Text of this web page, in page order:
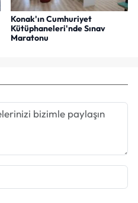
Konak'ın Cumhuriyet
Kütüphaneleri'nde Sınav
Maratonu